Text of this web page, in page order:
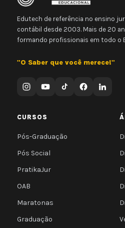
Edutech de referência no ensino
contábil desde 2003. Mais de 20
formando profissionais em todo o
"O Saber que você merece!"
CURSOS
Pós-Graduação
Pós Social
PratikaJur
OAB
Maratonas
Graduação